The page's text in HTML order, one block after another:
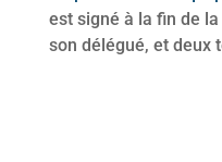
est signé à la fin de
son délégué, et deux